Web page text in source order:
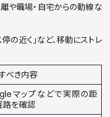
や職場・自宅からの動線な
の近く」など、移動にストレ
べき内容
マップなどで実際の距
路を確認